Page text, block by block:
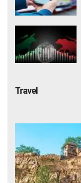
Travel